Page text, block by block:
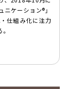
ケーション®」
仕組み化に注力